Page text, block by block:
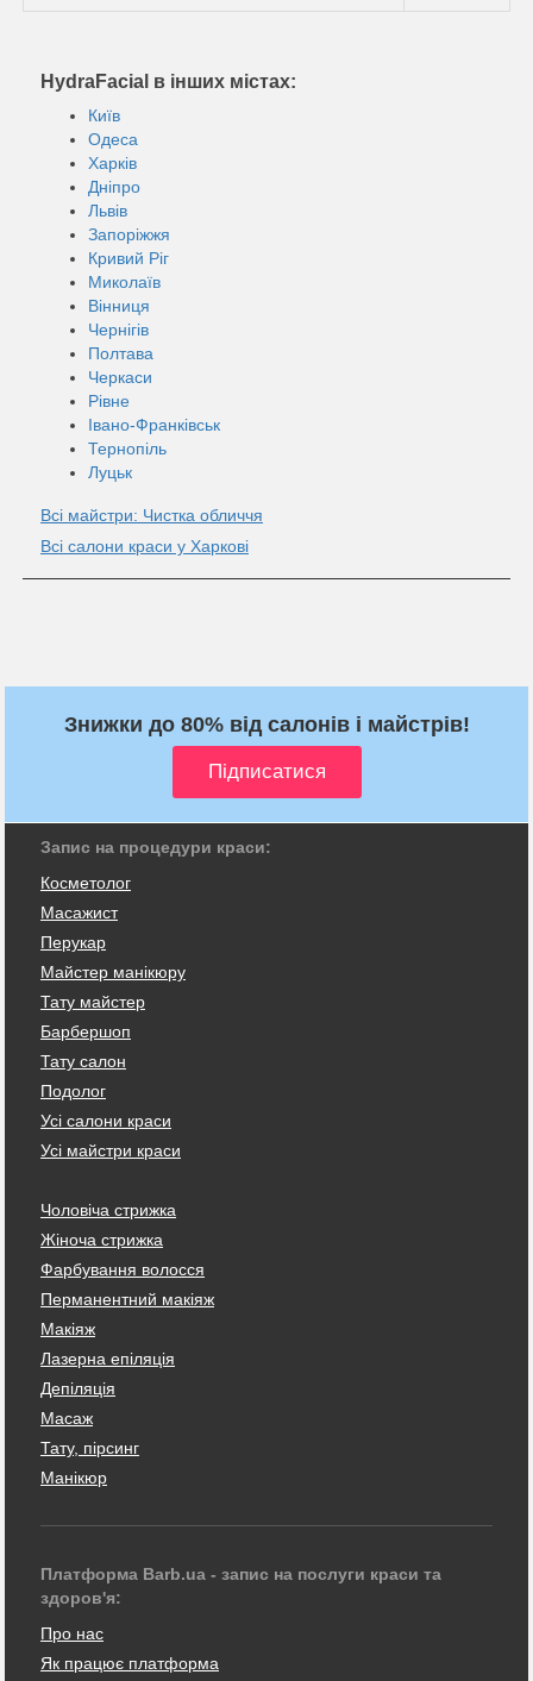
HydraFacial в інших містах:
Київ
Одеса
Харків
Дніпро
Львів
Запоріжжя
Кривий Ріг
Миколаїв
Вінниця
Чернігів
Полтава
Черкаси
Рівне
Івано-Франківськ
Тернопіль
Луцьк
Всі майстри: Чистка обличчя
Всі салони краси у Харкові
Знижки до 80% від салонів і майстрів!
Запис на процедури краси:
Косметолог
Масажист
Перукар
Майстер манікюру
Тату майстер
Барбершоп
Тату салон
Подолог
Усі салони краси
Усі майстри краси
Чоловіча стрижка
Жіноча стрижка
Фарбування волосся
Перманентний макіяж
Макіяж
Лазерна епіляція
Депіляція
Масаж
Тату, пірсинг
Манікюр
Платформа Barb.ua - запис на послуги краси та
здоров'я:
Про нас
Як працює платформа